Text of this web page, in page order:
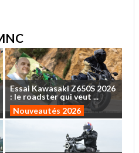
Essai KawasakiZ650S 2026
: le roadsterquiveut ...
Nouveautés 2026